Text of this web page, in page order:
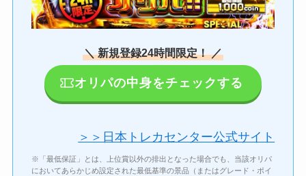
＼ 新規登録24時間限定！ ／
オリパの中身をチェックする
＞＞日本トレカセンター公式サイト
※「最低保証」とは、上位賞以外の排出となった場合でも、当該オリパ
においてあらかじめ設定された最低基準の景品（またはグレード・ポイ